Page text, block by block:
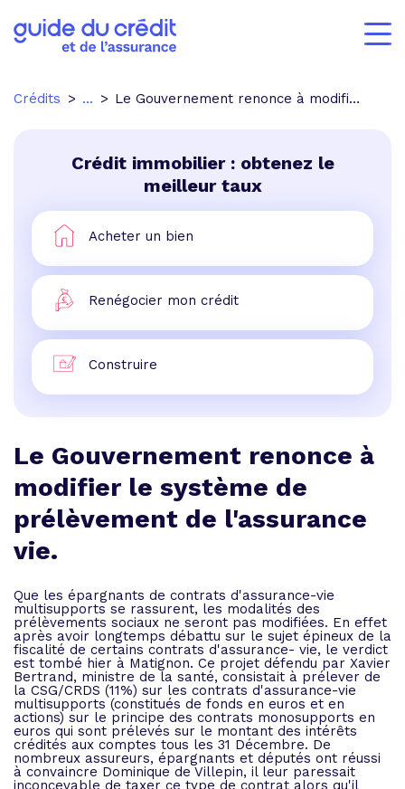
Crédits ... Le Gouvernement renonce à modifier le système de prélèvement de l'assurance vie.
Crédit immobilier : obtenez le
meilleur taux
Acheter un bien
Renégocier mon crédit
Construire
Le Gouvernement renonce à
modifier le système de
prélèvement de l'assurance
vie.
Que les épargnants de contrats d'assurance-vie
multisupports se rassurent, les modalités des
prélèvements sociaux ne seront pas modifiées. En effet
après avoir longtemps débattu sur le sujet épineux de la
fiscalité de certains contrats d'assurance- vie, le verdict
est tombé hier à Matignon. Ce projet défendu par Xavier
Bertrand, ministre de la santé, consistait à prélever de
la CSG/CRDS (11%) sur les contrats d'assurance-vie
multisupports (constitués de fonds en euros et en
actions) sur le principe des contrats monosupports en
euros qui sont prélevés sur le montant des intérêts
crédités aux comptes tous les 31 Décembre. De
nombreux assureurs, épargnants et députés ont réussi
à convaincre Dominique de Villepin, il leur paressait
inconcevable de taxer ce type de contrat alors qu'il